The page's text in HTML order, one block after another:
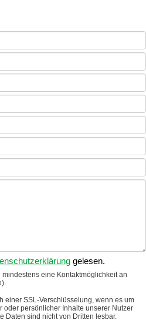
gelesen.
eine Kontaktmöglichkeit an
einer SSL-Verschlüsselung, wenn es um
oder persönlicher Inhalte unserer Nutzer
Daten sind nicht von Dritten lesbar.